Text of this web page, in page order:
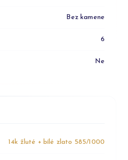
Bez kamene
6
Ne
14k žluté + bílé zlato 585/1000